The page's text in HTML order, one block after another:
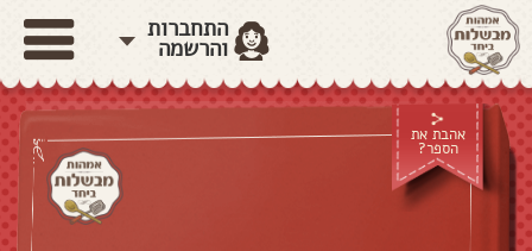
התחברות
והרשמה
אהבת את
הספר?